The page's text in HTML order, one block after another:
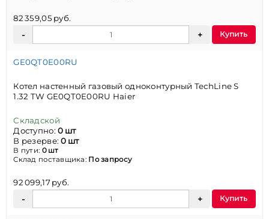
82 359,05 руб.
Купить
GE0QT0E00RU
Котел настенный газовый одноконтурный TechLine S
1.32 TW GE0QT0E00RU Haier
Складской
Доступно:0 шт
В резерве:0 шт
В пути: 0 шт
Склад поставщика: По запросу
92 099,17 руб.
Купить